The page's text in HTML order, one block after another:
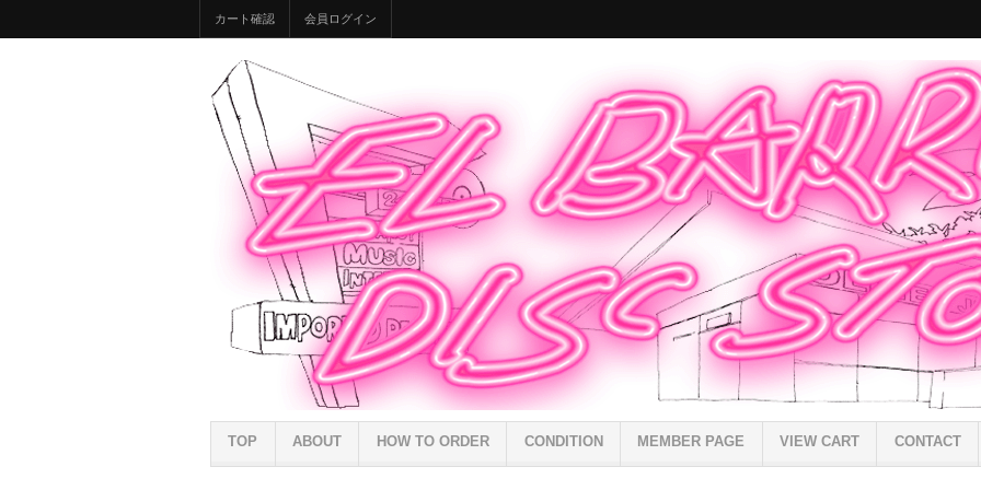
カート確認 会員ログイン
TOP ABOUT HOW TO ORDER CONDITION MEMBER PAGE VIEW CART CONTACT